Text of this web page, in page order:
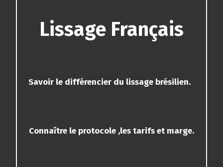
Lissage Français
Savoir le différencier du lissage brésilien.
Connaître le protocole ,les tarifs et marge.